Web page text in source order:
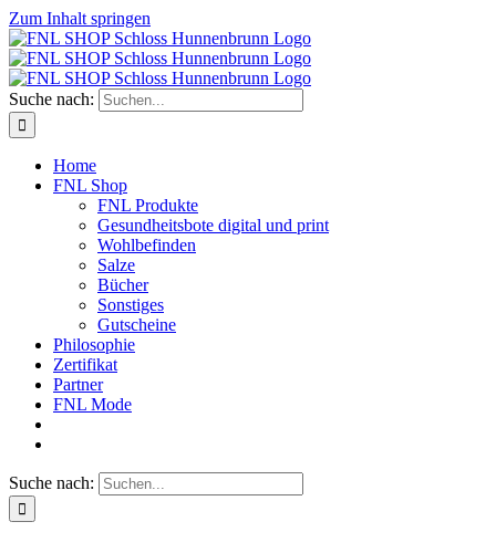
Zum Inhalt springen
Suche nach:
Home
FNL Shop
FNL Produkte
Gesundheitsbote digital und print
Wohlbefinden
Salze
Bücher
Sonstiges
Gutscheine
Philosophie
Zertifikat
Partner
FNL Mode
Suche nach: